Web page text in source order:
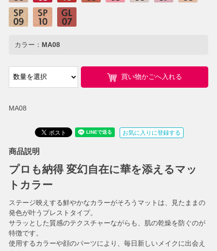
MA08
カラー： MA08
買い物かごへ入れる
お気に入りに登録する
商品説明
プロも納得 変幻自在に華を添えるマッ
トカラー
ステージ映えする鮮やかなカラーがそろうマットは、見たままの
発色が叶うプレストタイプ。
サラッとした質感のテクスチャーながらも、肌の乾燥を防ぐのが
特徴です。
使用するカラーや顔のパーツにより、毎日新しいメイクに出会え